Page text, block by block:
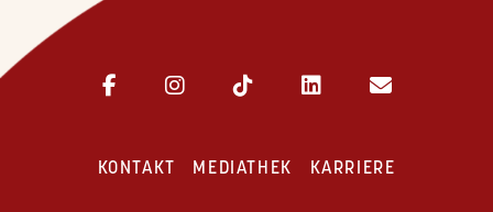
KONTAKT MEDIATHEK KARRIERE